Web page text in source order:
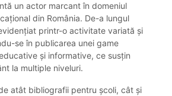
un actor marcant în domeniul
din România. De-a lungul
printr-o activitate variată și
se în publicarea unei game
și informative, ce susțin
la multiple niveluri.
atât bibliografii pentru școli, cât și